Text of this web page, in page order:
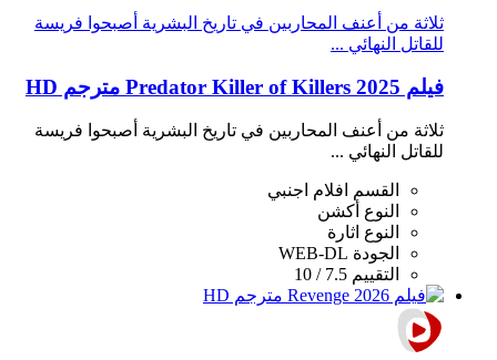
ثلاثة من أعنف المحاربين في تاريخ البشرية أصبحوا فريسة
للقاتل النهائي ...
فيلم Predator Killer of Killers 2025 مترجم HD
ثلاثة من أعنف المحاربين في تاريخ البشرية أصبحوا فريسة
للقاتل النهائي ...
القسم
افلام اجنبي
النوع أكشن
النوع اثارة
الجودة WEB-DL
التقييم 7.5 / 10